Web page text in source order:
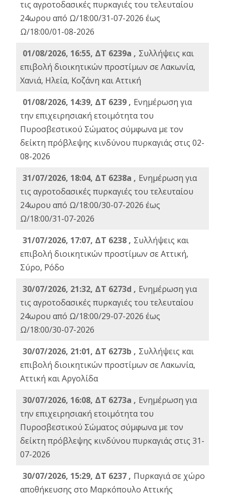
τις αγροτοδασικές πυρκαγιές του τελευταίου
24ωρου από Ω/18:00/31-07-2026 έως
Ω/18:00/01-08-2026
01/08/2026, 16:55, ΔΤ 6239a , Συλλήψεις και
επιβολή διοικητικών προστίμων σε Λακωνία,
Χανιά, Ηλεία, Κοζάνη και Αττική
01/08/2026, 14:39, ΔΤ 6239 , Ενημέρωση για
την επιχειρησιακή ετοιμότητα του
Πυροσβεστικού Σώματος σύμφωνα με τον
δείκτη πρόβλεψης κινδύνου πυρκαγιάς στις 02-
08-2026
31/07/2026, 18:04, ΔΤ 6238a , Ενημέρωση για
τις αγροτοδασικές πυρκαγιές του τελευταίου
24ωρου από Ω/18:00/30-07-2026 έως
Ω/18:00/31-07-2026
31/07/2026, 17:07, ΔΤ 6238 , Συλλήψεις και
επιβολή διοικητικών προστίμων σε Αττική,
Σύρο, Ρόδο
30/07/2026, 21:32, ΔΤ 6273d , Ενημέρωση για
τις αγροτοδασικές πυρκαγιές του τελευταίου
24ωρου από Ω/18:00/29-07-2026 έως
Ω/18:00/30-07-2026
30/07/2026, 21:01, ΔΤ 6273b , Συλλήψεις και
επιβολή διοικητικών προστίμων σε Λακωνία,
Αττική και Αργολίδα
30/07/2026, 16:08, ΔΤ 6273a , Ενημέρωση για
την επιχειρησιακή ετοιμότητα του
Πυροσβεστικού Σώματος σύμφωνα με τον
δείκτη πρόβλεψης κινδύνου πυρκαγιάς στις 31-
07-2026
30/07/2026, 15:29, ΔΤ 6237 , Πυρκαγιά σε χώρο
αποθήκευσης στο Μαρκόπουλο Αττικής